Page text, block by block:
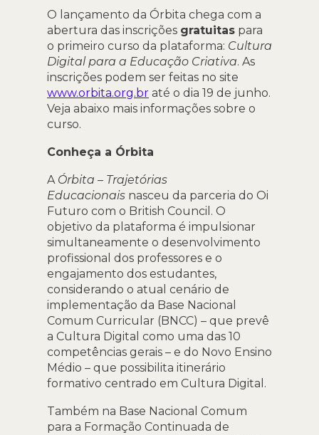
O lançamento da Órbita chega com a
abertura das inscrições gratuitas para
o primeiro curso da plataforma: Cultura
Digital para a Educação Criativa. As
inscrições podem ser feitas no site
www.orbita.org.br até o dia 19 de junho.
Veja abaixo mais informações sobre o
curso.
Conheça a Órbita
A Órbita – Trajetórias
Educacionais nasceu da parceria do Oi
Futuro com o British Council. O
objetivo da plataforma é impulsionar
simultaneamente o desenvolvimento
profissional dos professores e o
engajamento dos estudantes,
considerando o atual cenário de
implementação da Base Nacional
Comum Curricular (BNCC) – que prevê
a Cultura Digital como uma das 10
competências gerais – e do Novo Ensino
Médio – que possibilita itinerário
formativo centrado em Cultura Digital.
Também na Base Nacional Comum
para a Formação Continuada de